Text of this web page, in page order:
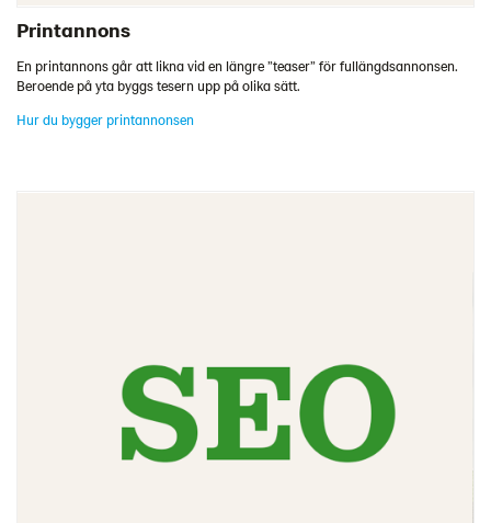
Printannons
En printannons går att likna vid en längre ”teaser” för fullängdsannonsen.
Beroende på yta byggs tesern upp på olika sätt.
Hur du bygger printannonsen